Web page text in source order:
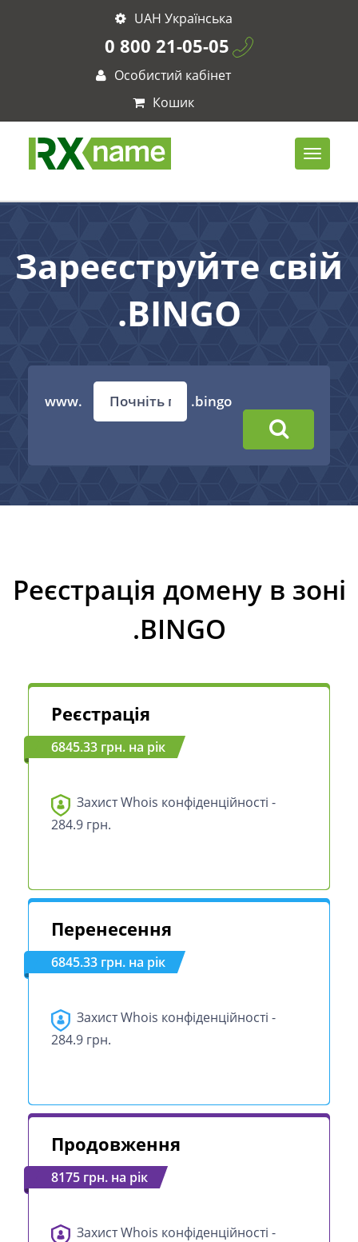
UAH Українська
0 800 21-05-05
Особистий кабінет
Кошик
Зареєструйте свій
.BINGO
www. .bingo
Реєстрація домену в зоні
.BINGO
Реєстрація
6845.33 грн. на рік
Захист Whois конфіденційності -
284.9 грн.
Перенесення
6845.33 грн. на рік
Захист Whois конфіденційності -
284.9 грн.
Продовження
8175 грн. на рік
Захист Whois конфіденційності -